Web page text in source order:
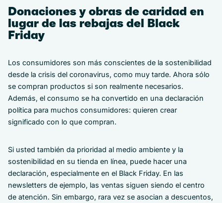
Donaciones y obras de caridad en
lugar de las rebajas del Black
Friday
Los consumidores son más conscientes de la sostenibilidad
desde la crisis del coronavirus, como muy tarde. Ahora sólo
se compran productos si son realmente necesarios.
Además, el consumo se ha convertido en una declaración
política para muchos consumidores: quieren crear
significado con lo que compran.
Si usted también da prioridad al medio ambiente y la
sostenibilidad en su tienda en línea, puede hacer una
declaración, especialmente en el Black Friday. En las
newsletters de ejemplo, las ventas siguen siendo el centro
de atención. Sin embargo, rara vez se asocian a descuentos,